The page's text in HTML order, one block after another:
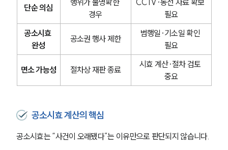
단순 의심
경우
필요
공소시효
완성
공소권 행사 제한
범행일·기소일 확인
필요
면소 가능성 절차상 재판 종료
시효 계산·절차 검토
중요
공소시효 계산의 핵심
공소시효는 “사건이 오래됐다”는 이유만으로 판단되지 않습니다.